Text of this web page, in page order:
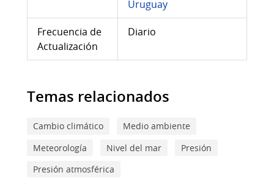
Uruguay
Frecuencia de
Actualización
Diario
Temas relacionados
Cambio climático
Medio ambiente
Meteorología
Nivel del mar
Presión
Presión atmosférica